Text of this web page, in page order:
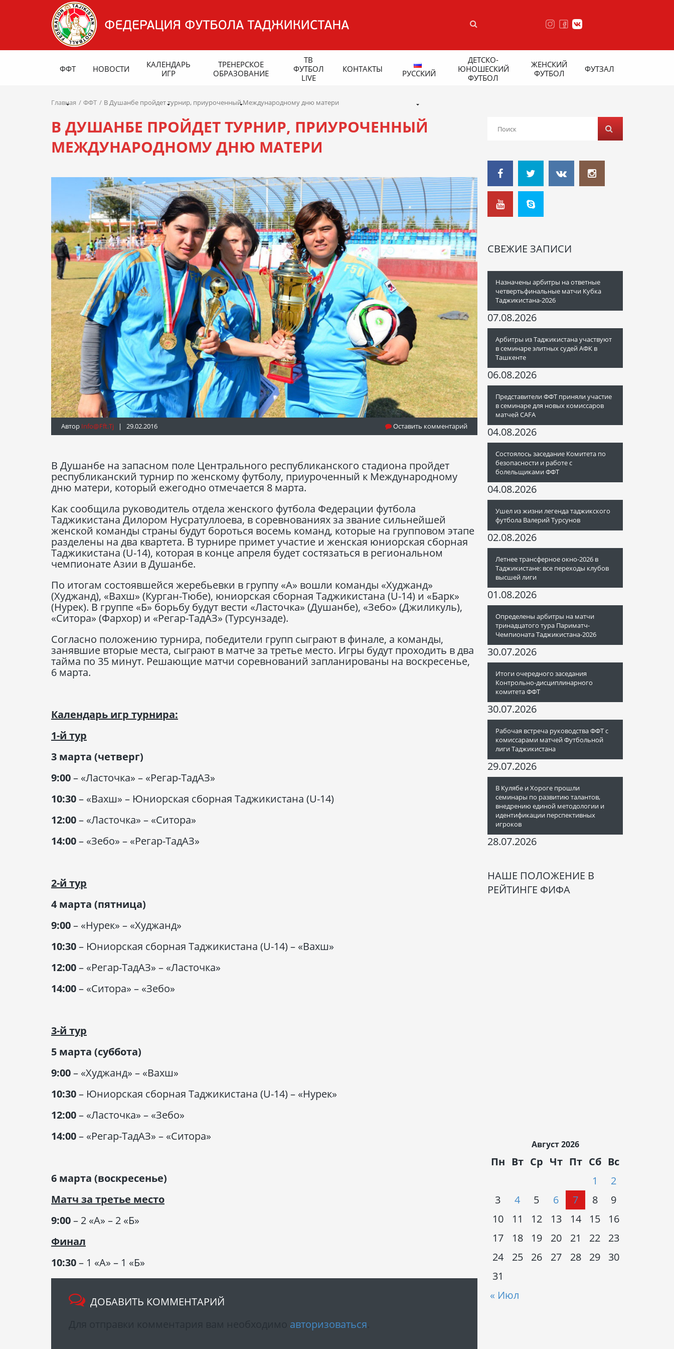
ФФТ НОВОСТИ
КАЛЕНДАРЬ
ИГР
ТРЕНЕРСКОЕ
ОБРАЗОВАНИЕ
ТВ
ФУТБОЛ
LIVE
КОНТАКТЫ РУССКИЙ
ДЕТСКО-
ЮНОШЕСКИЙ
ФУТБОЛ
ЖЕНСКИЙ
ФУТБОЛ
ФУТЗАЛ
Главная ФФТ В Душанбе пройдет турнир, приуроченный Международному дню матери
В ДУШАНБЕ ПРОЙДЕТ ТУРНИР, ПРИУРОЧЕННЫЙ
МЕЖДУНАРОДНОМУ ДНЮ МАТЕРИ
Автор Info@fft.tj | 29.02.2016 Оставить комментарий
В Душанбе на запасном поле Центрального республиканского стадиона пройдет
республиканский турнир по женскому футболу, приуроченный к Международному
дню матери, который ежегодно отмечается 8 марта.
Как сообщила руководитель отдела женского футбола Федерации футбола
Таджикистана Дилором Нусратуллоева, в соревнованиях за звание сильнейшей
женской команды страны будут бороться восемь команд, которые на групповом этапе
разделены на два квартета. В турнире примет участие и женская юниорская сборная
Таджикистана (U-14), которая в конце апреля будет состязаться в региональном
чемпионате Азии в Душанбе.
По итогам состоявшейся жеребьевки в группу «А» вошли команды «Худжанд»
(Худжанд), «Вахш» (Курган-Тюбе), юниорская сборная Таджикистана (U-14) и «Барк»
(Нурек). В группе «Б» борьбу будут вести «Ласточка» (Душанбе), «Зебо» (Джиликуль),
«Ситора» (Фархор) и «Регар-ТадАЗ» (Турсунзаде).
Согласно положению турнира, победители групп сыграют в финале, а команды,
занявшие вторые места, сыграют в матче за третье место. Игры будут проходить в два
тайма по 35 минут. Решающие матчи соревнований запланированы на воскресенье,
6 марта.
Календарь игр турнира:
1-й тур
3 марта (четверг)
9:00– «Ласточка» – «Регар-ТадАЗ»
10:30– «Вахш» – Юниорская сборная Таджикистана (U-14)
12:00– «Ласточка» – «Ситора»
14:00– «Зебо» – «Регар-ТадАЗ»
2-й тур
4 марта (пятница)
9:00– «Нурек» – «Худжанд»
10:30– Юниорская сборная Таджикистана (U-14) – «Вахш»
12:00– «Регар-ТадАЗ» – «Ласточка»
14:00– «Ситора» – «Зебо»
3-й тур
5 марта (суббота)
9:00– «Худжанд» – «Вахш»
10:30– Юниорская сборная Таджикистана (U-14) – «Нурек»
12:00– «Ласточка» – «Зебо»
14:00– «Регар-ТадАЗ» – «Ситора»
6 марта (воскресенье)
Матч за третье место
9:00– 2 «А» – 2 «Б»
Финал
10:30– 1 «А» – 1 «Б»
ДОБАВИТЬ КОММЕНТАРИЙ
авторизоваться
СВЕЖИЕ ЗАПИСИ
Назначены арбитры на ответные
четвертьфинальные матчи Кубка
Таджикистана-2026
07.08.2026
Арбитры из Таджикистана участвуют
в семинаре элитных судей АФК в
Ташкенте
06.08.2026
Представители ФФТ приняли участие
в семинаре для новых комиссаров
матчей CAFA
04.08.2026
Состоялось заседание Комитета по
безопасности и работе с
болельщиками ФФТ
04.08.2026
Ушел из жизни легенда таджикского
футбола Валерий Турсунов
02.08.2026
Летнее трансферное окно-2026 в
Таджикистане: все переходы клубов
высшей лиги
01.08.2026
Определены арбитры на матчи
тринадцатого тура Париматч-
Чемпионата Таджикистана-2026
30.07.2026
Итоги очередного заседания
Контрольно-дисциплинарного
комитета ФФТ
30.07.2026
Рабочая встреча руководства ФФТ с
комиссарами матчей Футбольной
лиги Таджикистана
29.07.2026
В Кулябе и Хороге прошли
семинары по развитию талантов,
внедрению единой методологии и
идентификации перспективных
игроков
28.07.2026
НАШЕ ПОЛОЖЕНИЕ В
РЕЙТИНГЕ ФИФА
Август 2026
Пн Вт Ср Чт Пт Сб Вс
« Июл
1
2
3
4 5 6 7 8
9
10
11 12 13 14 15
16
17
18 19 20 21 22
23
24
25 26 27 28 29
30
31